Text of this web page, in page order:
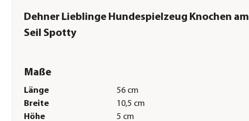
Dehner Lieblinge Hundespielzeug Knochen am
Seil Spotty
Maße
Länge
56 cm
Breite
10,5 cm
Höhe
5 cm